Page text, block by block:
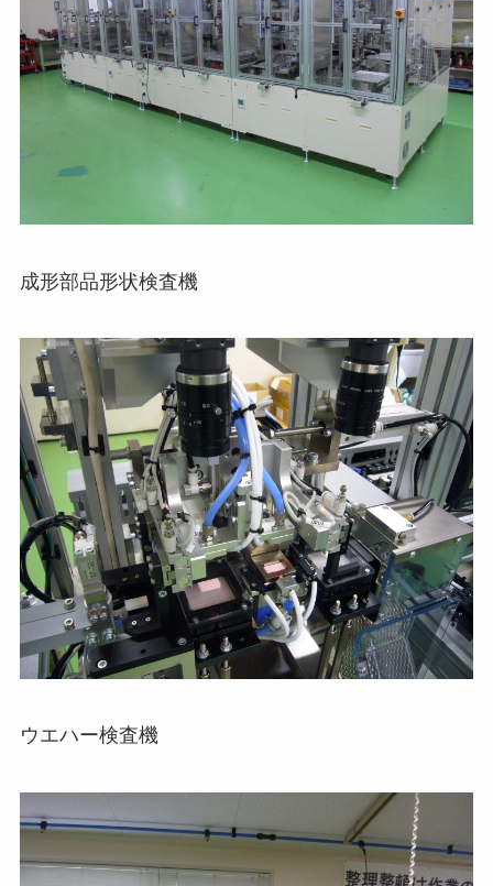
成形部品形状検査機
ウエハー検査機